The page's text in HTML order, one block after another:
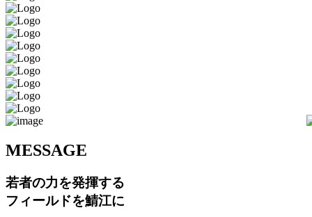
MESSAGE
若者の力を発揮する
フィールドを鯖江に